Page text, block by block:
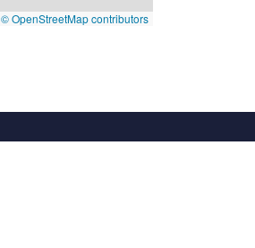
© OpenStreetMap contributors